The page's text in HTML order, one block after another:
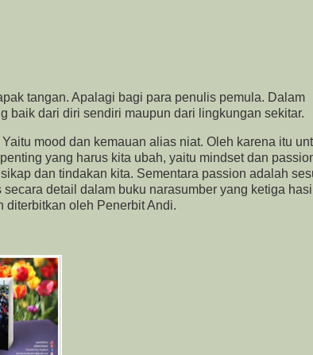
tangan. Apalagi bagi para penulis pemula. Dalam
baik dari diri sendiri maupun dari lingkungan sekitar.
mood dan kemauan alias niat. Oleh karena itu
yang harus kita ubah, yaitu mindset dan
dan tindakan kita. Sementara passion adalah
detail dalam buku narasumber yang ketiga
diterbitkan oleh Penerbit Andi.